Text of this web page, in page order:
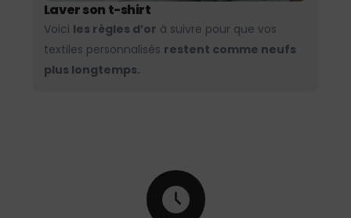
Laver son t-shirt
Voici les règles d’or à suivre pour que vos
textiles personnalisés restent comme neufs
plus longtemps.